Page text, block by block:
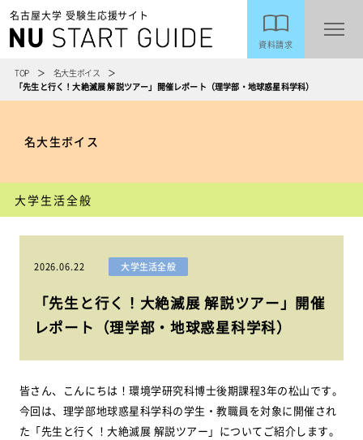
名古屋大学 受験生応援サイト
資料請求
TOP
名大生ボイス
「先生と行く！大絶滅展 解説ツアー」開催レポート（理学部・地球惑星科学科）
名大生ボイス
大学生活全般
2026.06.22 大学生活全般
「先生と行く！大絶滅展 解説ツアー」開催
レポート（理学部・地球惑星科学科）
皆さん、こんにちは！環境学研究科博士後期課程3年の松山です。
今回は、理学部地球惑星科学科の学生・教職員を対象に開催され
た「先生と行く！大絶滅展 解説ツアー」についてご紹介します。